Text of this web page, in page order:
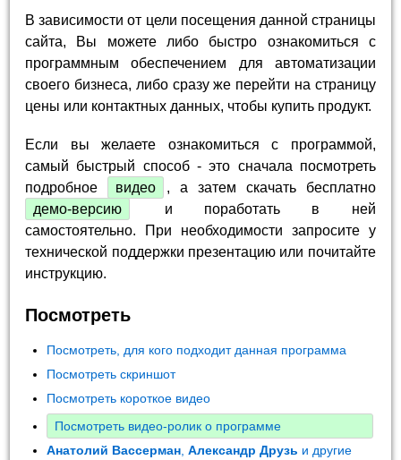
В зависимости от цели посещения данной страницы
сайта, Вы можете либо быстро ознакомиться с
программным обеспечением для автоматизации
своего бизнеса, либо сразу же перейти на страницу
цены или контактных данных, чтобы купить продукт.
Если вы желаете ознакомиться с программой,
самый быстрый способ - это сначала посмотреть
подробное
видео
, а затем скачать бесплатно
демо-версию
и поработать в ней
самостоятельно. При необходимости запросите у
технической поддержки презентацию или почитайте
инструкцию.
Посмотреть
Посмотреть, для кого подходит данная программа
Посмотреть скриншот
Посмотреть короткое видео
Посмотреть видео-ролик о программе
Анатолий Вассерман ,Александр Друзь и другие